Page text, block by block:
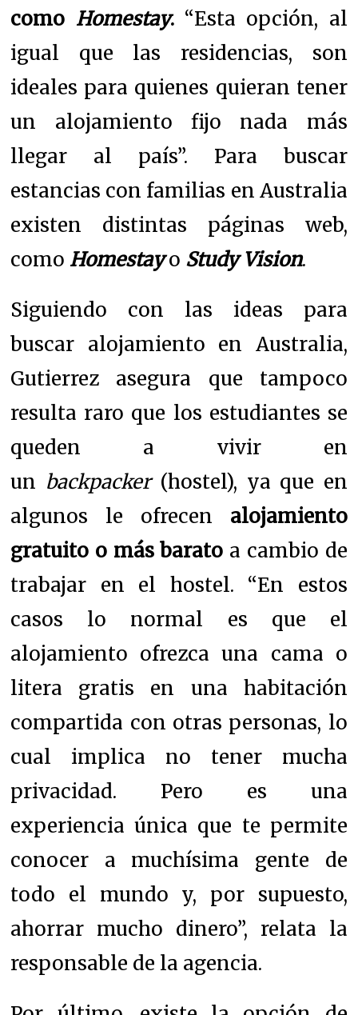
como Homestay. “Esta opción, al
igual que las residencias, son
ideales para quienes quieran tener
un alojamiento fijo nada más
llegar al país”. Para buscar
estancias con familias en Australia
existen distintas páginas web,
como Homestayo Study Vision.
Siguiendo con las ideas para
buscar alojamiento en Australia,
Gutierrez asegura que tampoco
resulta raro que los estudiantes se
queden a vivir en
un backpacker (hostel), ya que en
algunos le ofrecen alojamiento
gratuito o más barato a cambio de
trabajar en el hostel. “En estos
casos lo normal es que el
alojamiento ofrezca una cama o
litera gratis en una habitación
compartida con otras personas, lo
cual implica no tener mucha
privacidad. Pero es una
experiencia única que te permite
conocer a muchísima gente de
todo el mundo y, por supuesto,
ahorrar mucho dinero”, relata la
responsable de la agencia.